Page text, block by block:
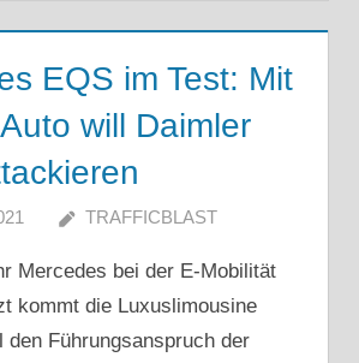
EQS im Test: Mit
will Daimler
TRAFFICBLAST
Mercedes bei der E-Mobilität
kommt die Luxuslimousine
den Führungsanspruch der